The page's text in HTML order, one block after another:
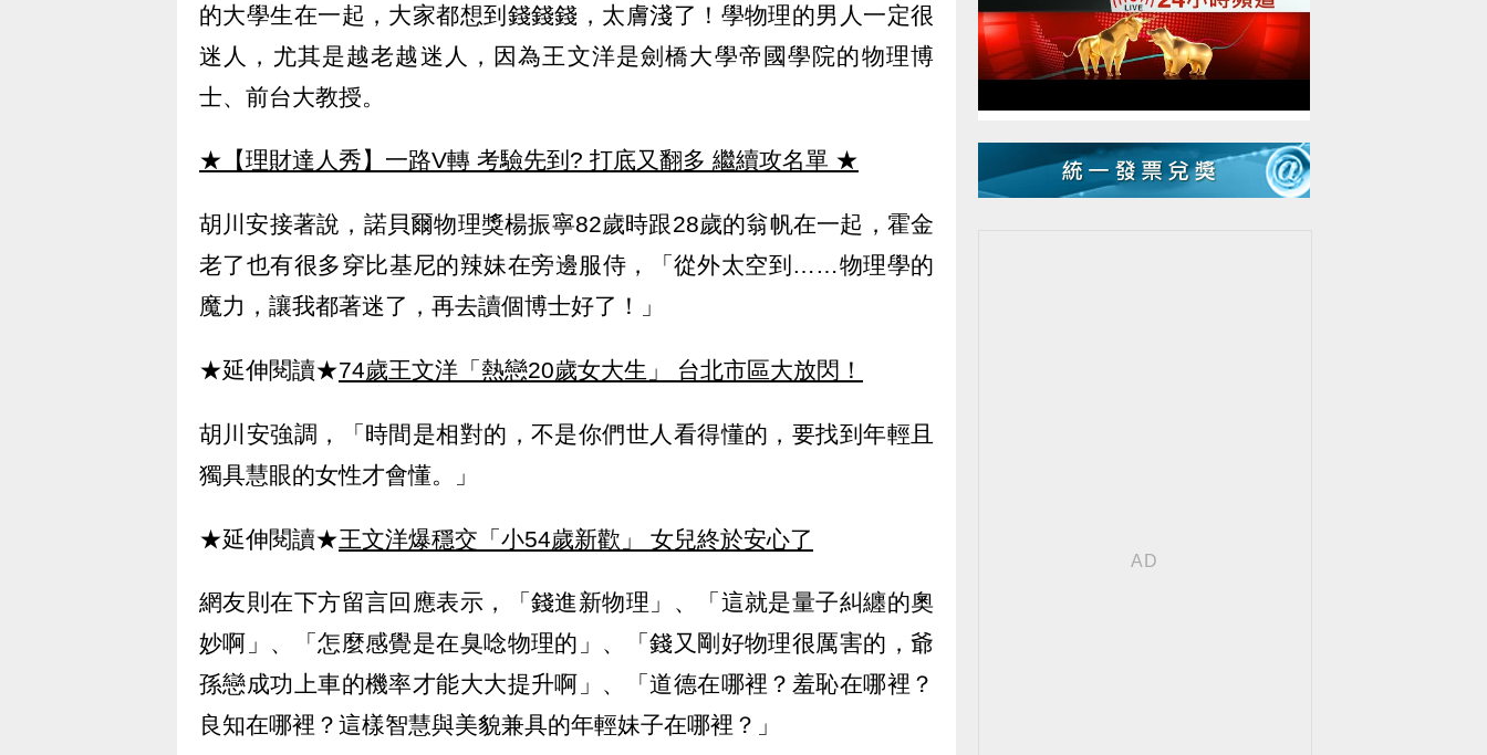
的大學生在一起，大家都想到錢錢錢，太膚淺了！學物理的男人一定很
迷人，尤其是越老越迷人，因為王文洋是劍橋大學帝國學院的物理博
士、前台大教授。
★【理財達人秀】一路V轉 考驗先到? 打底又翻多 繼續攻名單 ★
胡川安接著說，諾貝爾物理獎楊振寧82歲時跟28歲的翁帆在一起，霍金
老了也有很多穿比基尼的辣妹在旁邊服侍，「從外太空到……物理學的
魔力，讓我都著迷了，再去讀個博士好了！」
★延伸閱讀★74歲王文洋「熱戀20歲女大生」 台北市區大放閃！
胡川安強調，「時間是相對的，不是你們世人看得懂的，要找到年輕且
獨具慧眼的女性才會懂。」
★延伸閱讀★王文洋爆穩交「小54歲新歡」 女兒終於安心了
網友則在下方留言回應表示，「錢進新物理」、「這就是量子糾纏的奧
妙啊」、「怎麼感覺是在臭唸物理的」、「錢又剛好物理很厲害的，爺
孫戀成功上車的機率才能大大提升啊」、「道德在哪裡？羞恥在哪裡？
良知在哪裡？這樣智慧與美貌兼具的年輕妹子在哪裡？」